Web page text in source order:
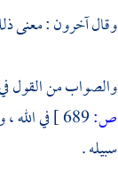
وقال آخرون : معنى
والصواب من القول
ص:
في الله
سبيله .